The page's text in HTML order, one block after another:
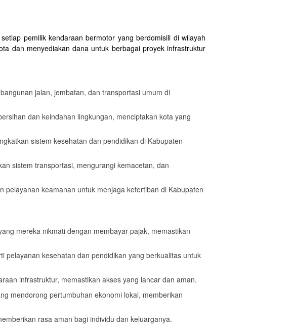
pemilik kendaraan bermotor yang berdomisili di wilayah
dan menyediakan dana untuk berbagai proyek infrastruktur
jalan, jembatan, dan transportasi umum di
dan keindahan lingkungan, menciptakan kota yang
sistem kesehatan dan pendidikan di Kabupaten
sistem transportasi, mengurangi kemacetan, dan
keamanan untuk menjaga ketertiban di Kabupaten
mereka nikmati dengan membayar pajak, memastikan
pelayanan kesehatan dan pendidikan yang berkualitas untuk
infrastruktur, memastikan akses yang lancar dan aman.
mendorong pertumbuhan ekonomi lokal, memberikan
rasa aman bagi individu dan keluarganya.